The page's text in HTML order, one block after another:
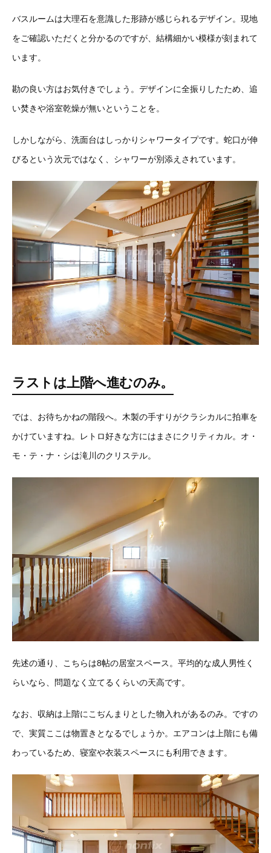
バスルームは大理石を意識した形跡が感じられるデザイン。現地
をご確認いただくと分かるのですが、結構細かい模様が刻まれて
います。
勘の良い方はお気付きでしょう。デザインに全振りしたため、追
い焚きや浴室乾燥が無いということを。
しかしながら、洗面台はしっかりシャワータイプです。蛇口が伸
びるという次元ではなく、シャワーが別添えされています。
ラストは上階へ進むのみ。
では、お待ちかねの階段へ。木製の手すりがクラシカルに拍車を
かけていますね。レトロ好きな方にはまさにクリティカル。オ・
モ・テ・ナ・シは滝川のクリステル。
先述の通り、こちらは8帖の居室スペース。平均的な成人男性く
らいなら、問題なく立てるくらいの天高です。
なお、収納は上階にこぢんまりとした物入れがあるのみ。ですの
で、実質ここは物置きとなるでしょうか。エアコンは上階にも備
わっているため、寝室や衣装スペースにも利用できます。